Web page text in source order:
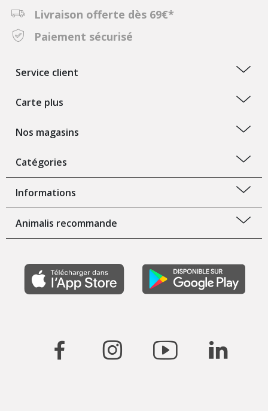
Livraison offerte dès 69€*
Paiement sécurisé
Service client
Carte plus
Nos magasins
Catégories
Informations
Animalis recommande